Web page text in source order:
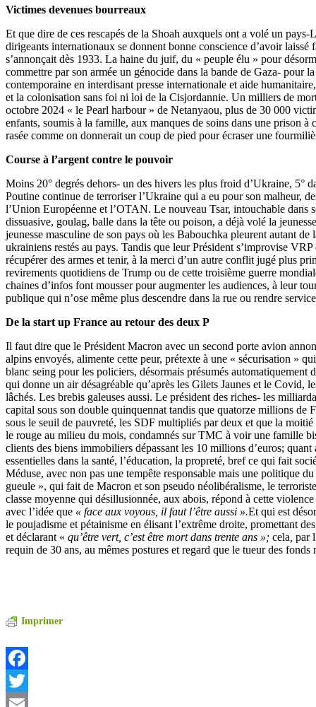
Victimes devenues bourreaux
Et que dire de ces rescapés de la Shoah auxquels ont a volé un pays-
dirigeants internationaux se donnent bonne conscience d’avoir laissé
s’annonçait dès 1933. La haine du juif, du « peuple élu » pour
commettre par son armée un génocide dans la bande de Gaza- pour
contemporaine en interdisant presse internationale et aide
et la colonisation sans foi ni loi de la Cisjordannie. Un milliers de
octobre 2024 « le Pearl harbour » de Netanyaou, plus de 30 000
enfants, soumis à la famille, aux manques de soins dans une prison à
rasée comme on donnerait un coup de pied pour écraser une
Course à l’argent contre le pouvoir
Moins 20° degrés dehors- un des hivers les plus froid d’Ukraine, 5°
Poutine continue de terroriser l’Ukraine qui a eu pour son malheur,
l’Union Européenne et l’OTAN. Le nouveau Tsar, intouchable dans
dissuasive, goulag, balle dans la tête ou poison, a déjà volé la
jeunesse masculine de son pays où les Babouchka pleurent autant de
ukrainiens restés au pays. Tandis que leur Président s’improvise
récupérer des armes et tenir, à la merci d’un autre conflit jugé plus
revirements quotidiens de Trump ou de cette troisième guerre
chaines d’infos font mousser pour augmenter les audiences, à leur
publique qui n’ose même plus descendre dans la rue ou rendre
De la start up France au retour des deux P
Il faut dire que le Président Macron avec un second porte avion
alpins envoyés, alimente cette peur, prétexte à une « sécurisation »
blanc seing pour les policiers, désormais présumés automatiquement
qui donne un air désagréable qu’après les Gilets Jaunes et le Covid,
lâchés. Les brebis galeuses aussi. Le président des riches- les
capital sous son double quinquennat tandis que quatorze millions de
sous le seuil de pauvreté, les SDF multipliés par deux et que la
le rouge au milieu du mois, condamnés sur TMC à voir une famille
clients des biens immobiliers dépassant les 10 millions d’euros; quant
essentielles dans la santé, l’éducation, la propreté, bref ce qui fait
Méduse, avec non pas une tempête responsable mais une politique
gueule », qui fait de Macron et son pseudo néolibéralisme, le
classe moyenne qui désillusionnée, aux abois, répond à cette
avec l’idée que « face aux voyous, il faut l’être aussi ».Et qui est
le poujadisme et pétainisme en élisant l’extrême droite, promettant
et déclarant « qu’être vert, c’est être mort dans trente ans »; cela par
requin de 30 ans, au mêmes postures et regard que le tueur des
Imprimer
Facebook
Twitter